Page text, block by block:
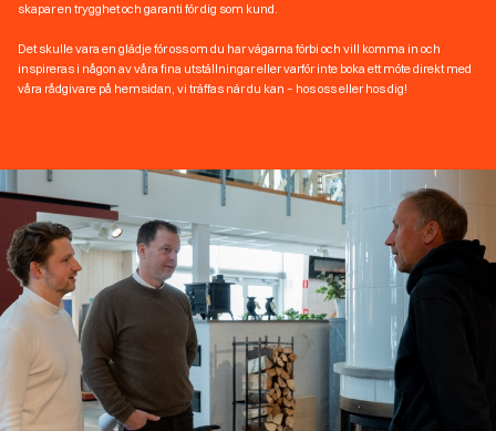
skapar en trygghet och garanti för dig som kund.
Det skulle vara en glädje för oss om du har vägarna förbi och vill komma in och
inspireras i någon av våra fina utställningar eller varför inte boka ett möte direkt med
våra rådgivare på hemsidan, vi träffas när du kan – hos oss eller hos dig!